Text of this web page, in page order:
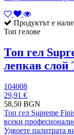
Продуктът е
Топ гелове
Топ гел
лепкав слой
104008
29,91 €
58,50 BGN
Топ гел Supreme
всеки
Удвоете палитрата